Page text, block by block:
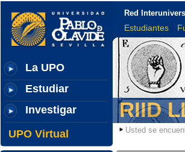
La UPO
Estudiar
Investigar
UPO Virtual
Red
Estudiantes
RIID
Usted se